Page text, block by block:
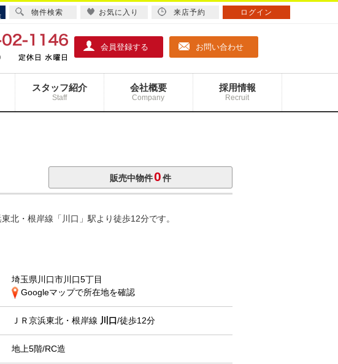
会員登録する お問い合わせ
スタッフ紹介
Staff
会社概要
Company
採用情報
Recruit
販売中物件0件
北・根岸線「川口」駅より徒歩12分です。
埼玉県川口市川口5丁目
Googleマップで所在地を確認
ＪＲ京浜東北・根岸線 川口/徒歩12分
地上5階/RC造
物件検索 お気に入り 来店予約 ログイン